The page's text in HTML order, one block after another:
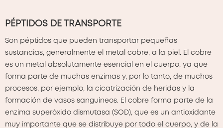
PÉPTIDOS DE TRANSPORTE
Son péptidos que pueden transportar pequeñas
sustancias, generalmente el metal cobre, a la piel. El cobre
es un metal absolutamente esencial en el cuerpo, ya que
forma parte de muchas enzimas y, por lo tanto, de muchos
procesos, por ejemplo, la cicatrización de heridas y la
formación de vasos sanguíneos. El cobre forma parte de la
enzima superóxido dismutasa (SOD), que es un antioxidante
muy importante que se distribuye por todo el cuerpo, y de la